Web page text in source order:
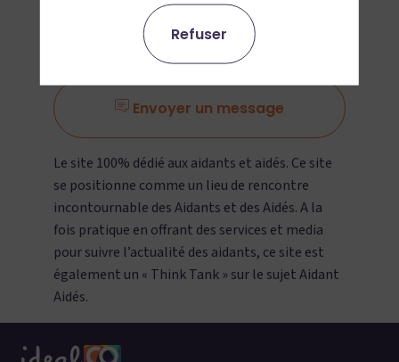
Demander un RDV
Envoyer un message
Le site 100% dédié aux aidants et aidés. Ce site
se positionne comme un lieu de rencontre
incontournable des Aidants et des Aidés. A la
fois pratique en offrant des services et media
pour suivre l’actualité des aidants, ce site est
également un « Think Tank » sur le sujet Aidant
Aidés.
Refuser